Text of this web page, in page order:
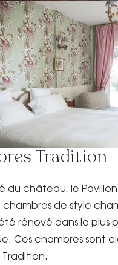
Tradition
du château, le Pavillon
de style
rénové dans la plus
Ces chambres sont